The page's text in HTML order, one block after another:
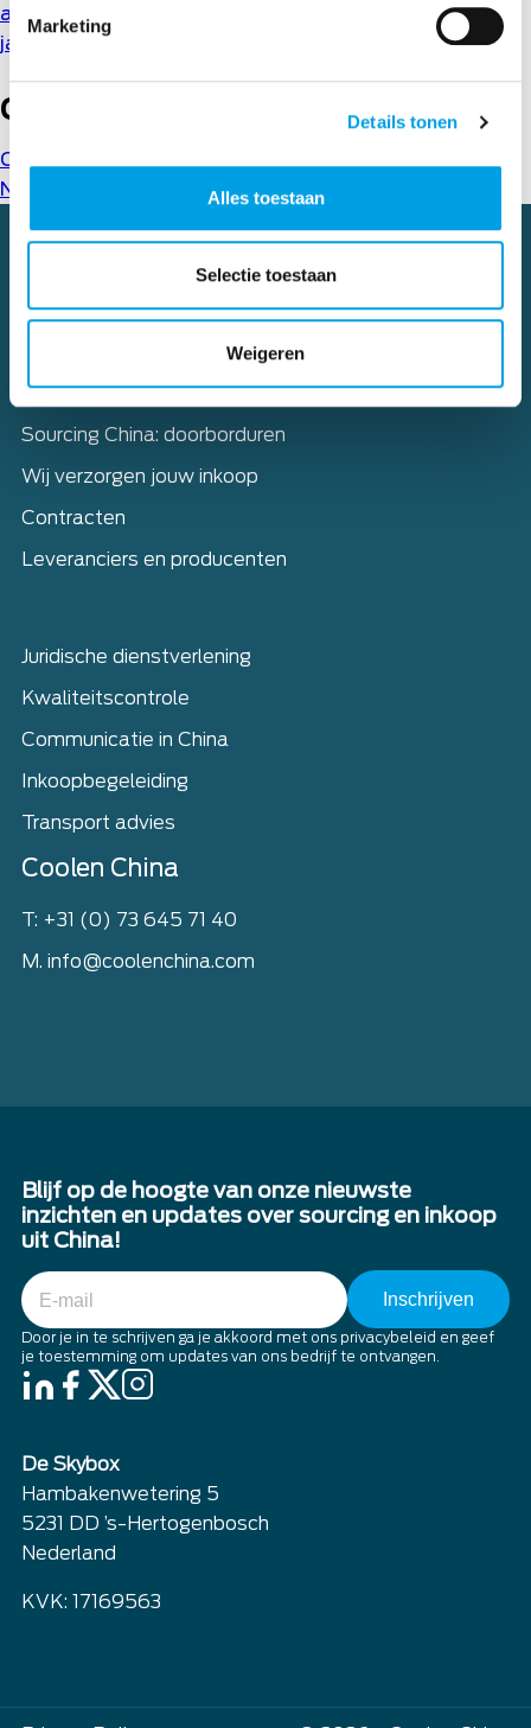
Marketing
Details tonen
Alles toestaan
Selectie toestaan
Weigeren
april 2018
januari 2018
Categorieën
Cases
Nieuws
Sourcing – Complete aanpak
Sourcing China: doorborduren
Wij verzorgen jouw inkoop
Contracten
Leveranciers en producenten
Juridische dienstverlening
Kwaliteitscontrole
Communicatie in China
Inkoopbegeleiding
Transport advies
Coolen China
T: +31 (0) 73 645 71 40
M. info@coolenchina.com
De Skybox
Hambakenwetering 5
5231 DD ’s-Hertogenbosch
Nederland
KVK: 17169563
Blijf op de hoogte van onze nieuwste
inzichten en updates over sourcing en inkoop
uit China!
E-
mail
Door je in te schrijven ga je akkoord met ons privacybeleid en geef
je toestemming om updates van ons bedrijf te ontvangen.